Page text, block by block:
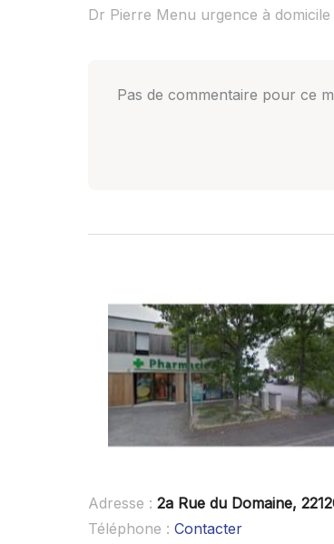
Dr Pierre Menu urgence à domicile
Pas de commentaire pour ce
Adresse : 2a Rue du Domaine,
Téléphone : Contacter